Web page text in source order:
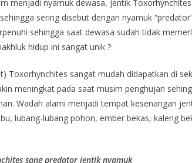
menjadi nyamuk dewasa, jentik
sering disebut dengan nyamuk
sehingga saat dewasa sudah tidak
hidup ini sangat unik ?
Toxorhynchites sangat mudah didapatkan di
meningkat pada saat musim penghujan
Wadah alami menjadi tempat kesenangan
lubang-lubang pohon, ember bekas, kaleng
sang predator jentik nyamuk